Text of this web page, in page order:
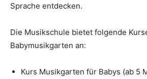
Sprache entdecken.
Die Musikschule bietet folgende
Babymusikgarten an:
Kurs Musikgarten für Babys (ab 5